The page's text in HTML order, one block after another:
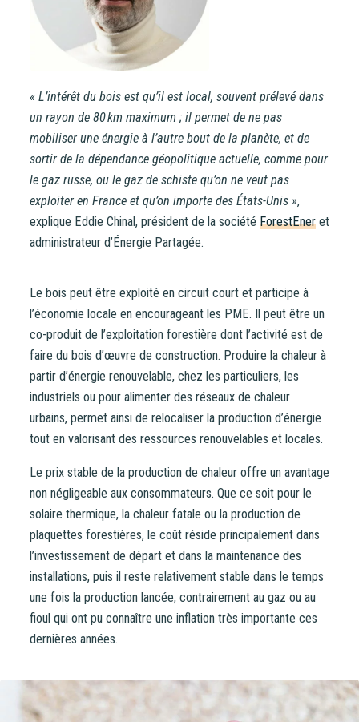
« L’intérêt du bois est qu’il est local, souvent prélevé dans
un rayon de 80 km maximum ; il permet de ne pas
mobiliser une énergie à l’autre bout de la planète, et de
sortir de la dépendance géopolitique actuelle, comme pour
le gaz russe, ou le gaz de schiste qu’on ne veut pas
exploiter en France et qu’on importe des États-Unis »,
explique Eddie Chinal, président de la société ForestEneret
administrateur d’Énergie Partagée.
Le bois peut être exploité en circuit court et participe à
l’économie locale en encourageant les PME. Il peut être un
co-produit de l’exploitation forestière dont l’activité est de
faire du bois d’œuvre de construction. Produire la chaleur à
partir d’énergie renouvelable, chez les particuliers, les
industriels ou pour alimenter des réseaux de chaleur
urbains, permet ainsi de relocaliser la production d’énergie
tout en valorisant des ressources renouvelables et locales.
Le prix stable de la production de chaleur offre un avantage
non négligeable aux consommateurs. Que ce soit pour le
solaire thermique, la chaleur fatale ou la production de
plaquettes forestières, le coût réside principalement dans
l’investissement de départ et dans la maintenance des
installations, puis il reste relativement stable dans le temps
une fois la production lancée, contrairement au gaz ou au
fioul qui ont pu connaître une inflation très importante ces
dernières années.